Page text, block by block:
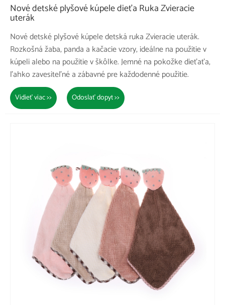
Nové detské plyšové kúpele dieťa Ruka Zvieracie
uterák
Nové detské plyšové kúpele detská ruka Zvieracie uterák.
Rozkošná žaba, panda a kačacie vzory, ideálne na použitie v
kúpeli alebo na použitie v škôlke. Jemné na pokožke dieťaťa,
ľahko zavesiteľné a zábavné pre každodenné použitie.
Vidieť viac >> Odoslať dopyt >>